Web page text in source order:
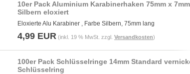
10er Pack Aluminium Karabinerhaken 75mm x 7mm
Silbern eloxiert
Eloxierte Alu Karabiner , Farbe Silbern, 75mm lang
4,99 EUR (inkl. 19 % MwSt. zzgl. Versandkosten)
100er Pack Schlüsselringe 14mm Standard
Schlüsselring